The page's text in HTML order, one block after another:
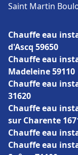
Saint Martin
Chauffe eau
d'Ascq 59650
Chauffe eau
Madeleine 59110
Chauffe eau
31620
Chauffe eau
sur Charente
Chauffe eau
Chauffe eau